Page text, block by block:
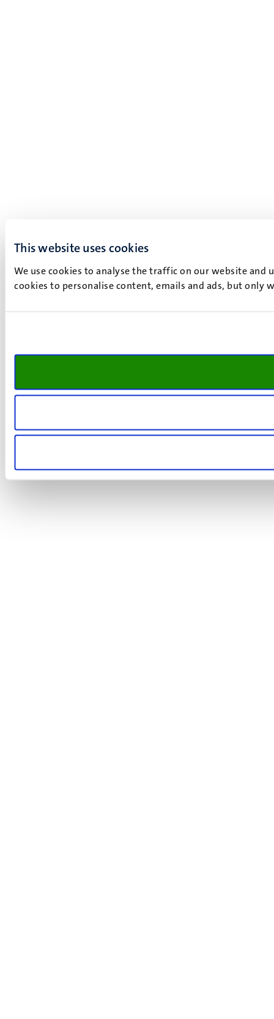
This website uses cookies
We use cookies to analyse the traffic on our website and
cookies to personalise content, emails and ads, but only